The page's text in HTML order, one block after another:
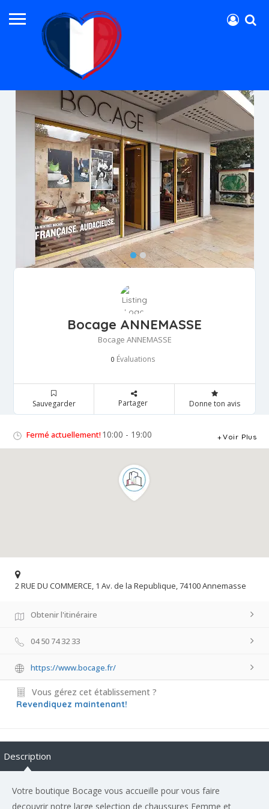
Bocage ANNEMASSE
Bocage ANNEMASSE
0 Évaluations
Sauvegarder Partager Donne ton avis
Fermé actuellement! 10:00 - 19:00 Voir Plus
2 RUE DU COMMERCE, 1 Av. de la Republique, 74100 Annemasse
Obtenir l'itinéraire
04 50 74 32 33
https://www.bocage.fr/
Vous gérez cet établissement ?
Revendiquez maintenant!
Description
Votre boutique Bocage vous accueille pour vous faire
decouvrir notre large selection de chaussures Femme et